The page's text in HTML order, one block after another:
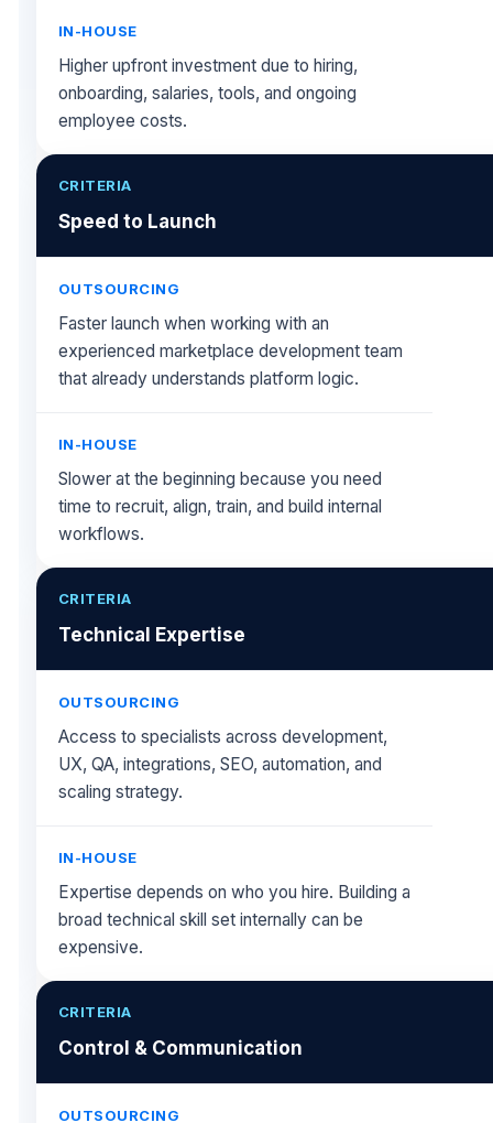
Higher upfront investment due to hiring,
onboarding, salaries, tools, and ongoing
employee costs.
Speed to Launch
Faster launch when working with an
experienced marketplace development team
that already understands platform logic.
Slower at the beginning because you need
time to recruit, align, train, and build internal
workflows.
Technical Expertise
Access to specialists across development,
UX, QA, integrations, SEO, automation, and
scaling strategy.
Expertise depends on who you hire. Building a
broad technical skill set internally can be
expensive.
Control & Communication